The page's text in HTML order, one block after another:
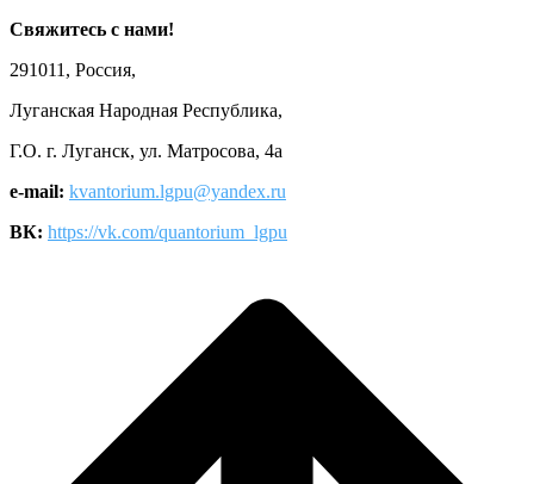
Свяжитесь с нами!
291011, Россия,
Луганская Народная Республика,
Г.О. г. Луганск, ул. Матросова, 4а
e-mail: kvantorium.lgpu@yandex.ru
ВК: https://vk.com/quantorium_lgpu